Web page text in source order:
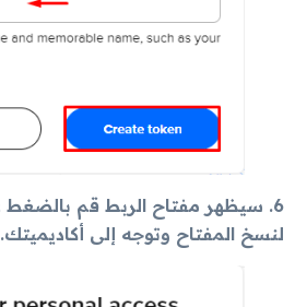
لنسخ المفتاح وتوجه إلى أكاديميتك.